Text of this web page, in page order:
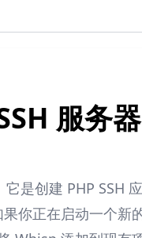
服务器
是创建 PHP SSH
你正在启动一个新